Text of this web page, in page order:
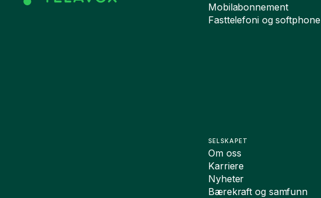
Mobilabonnement
Fasttelefoni og softphone
SELSKAPET
Om oss
Karriere
Nyheter
Bærekraft og samfunn